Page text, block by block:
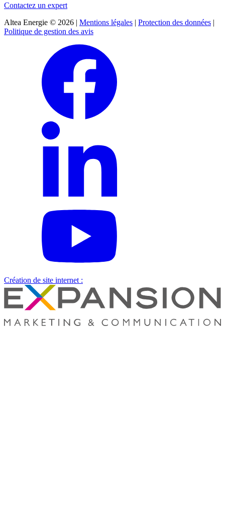
Contactez un expert
Altea Energie © 2026 | Mentions légales | Protection des données |
Politique de gestion des avis
Création de site internet :